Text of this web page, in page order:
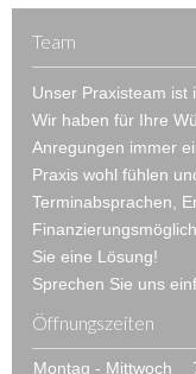
Team
Unser Praxisteam ist
Wir haben für Ihre
Anregungen immer
Praxis wohl fühlen
Terminabsprachen,
Sie eine Lösung!
Sprechen Sie uns
Öffnungszeiten
Montag - Mittwoch